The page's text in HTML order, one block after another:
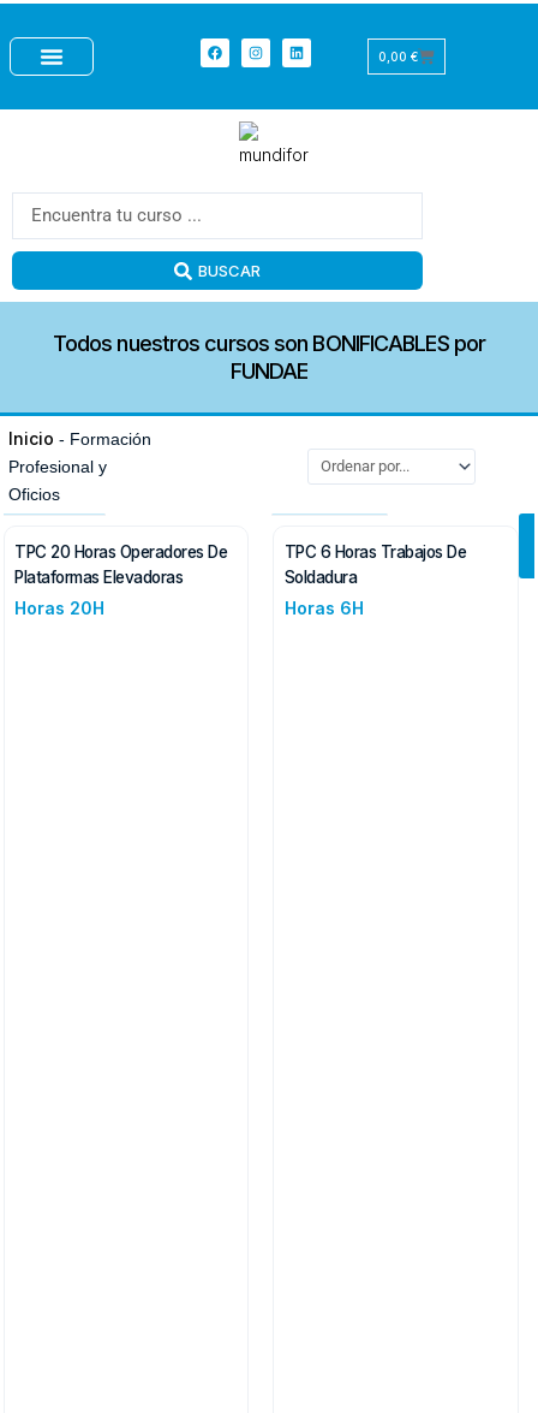
al
contenido
FacebookInstagramLinkedin
0,00€Carrito
Search
BUSCAR
Todos nuestros cursos son BONIFICABLES por
FUNDAE
Inicio - Formación
Profesional y
Oficios
TPC/TPM
TPC 20 Horas Operadores De
Plataformas Elevadoras
Horas 20H
TPC 6 Horas Trabajos De
Soldadura
Horas 6H